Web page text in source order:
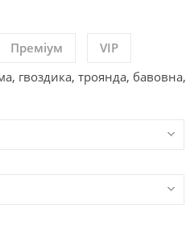
Преміум VIP
гвоздика, троянда, бавовна,